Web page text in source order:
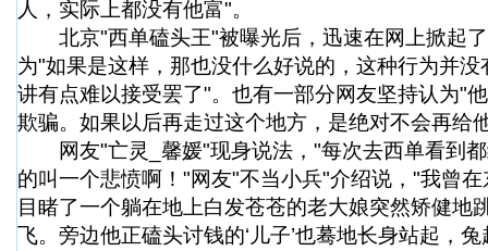
人，实际上都没有他富"。
北京"西单磕头王"被曝光后，迅速在网上掀起了
为"如果是这样，那也没什么好说的，这种行为并
讲有点难以接受罢了"。也有一部分网友坚持认为"
欺骗。如果以后再走过这个地方，是绝对不会再给
网友"亡灵_馨媛"现身说法，"每次去西单看到
的叫一个悲愤啊！"网友"不当小兵"介绍说，"我曾
目睹了一个躺在地上白发苍苍的老大娘突然矫健地
飞。旁边他正磕头讨钱的‘儿子’也蓦地长身站起，